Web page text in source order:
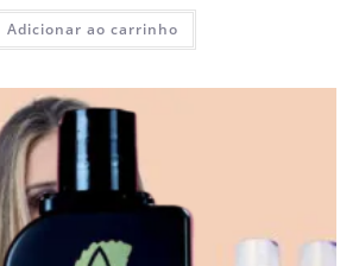
Adicionar ao carrinho